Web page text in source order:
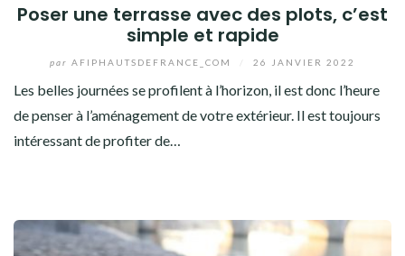
Poser une terrasse avec des plots, c’est
simple et rapide
par AFIPHAUTSDEFRANCE_COM 26 JANVIER 2022
Les belles journées se profilent à l’horizon, il est donc l’heure
de penser à l’aménagement de votre extérieur. Il est toujours
intéressant de profiter de…